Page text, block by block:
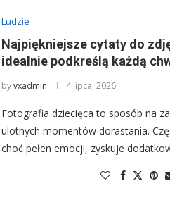
Ludzie
Najpiękniejsze cytaty do
idealnie podkreślą każdą
byvxadmin 4 lipca, 2026
Fotografia dziecięca to sposób na
ulotnych momentów dorastania.
choć pełen emocji, zyskuje